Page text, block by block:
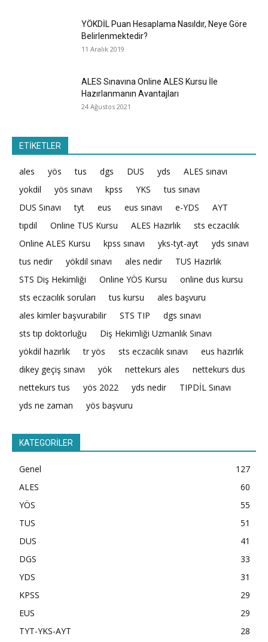
YÖKDİL Puan Hesaplama Nasıldır, Neye Göre
Belirlenmektedir?
11 Aralık 2019
ALES Sınavına Online ALES Kursu İle
Hazırlanmanın Avantajları
24 Ağustos 2021
ETİKETLER
ales yös tus dgs DUS yds
ALES sınavı
yokdil
yös sınavı kpss YKS
tus sınavı
DUS Sınavı
tyt eus eus sınavı e-YDS
AYT
tıpdil
Online TUS Kursu ALES Hazırlık
sts eczacılık
Online ALES Kursu
kpss sınavı yks-tyt-ayt
yds sınavı
tus nedir
yökdil sınavı ales nedir
TUS Hazırlık
STS Diş Hekimliği
Online YÖS Kursu
online dus kursu
sts eczacılık soruları
tus kursu
ales başvuru
ales kimler başvurabilir
STS TIP
dgs sınavı
sts tıp doktorluğu
Diş Hekimliği Uzmanlık Sınavı
yökdil hazırlık
tr yös sts eczacılık sınavı
eus hazırlık
dikey geçiş sınavı
yök nettekurs ales
nettekurs dus
nettekurs tus
yös 2022 yds nedir
TIPDİL Sınavı
yds ne zaman
yös başvuru
KATEGORİLER
Genel
127
ALES
60
YÖS
55
TUS
51
DUS
41
DGS
33
YDS
31
KPSS
29
EUS
29
TYT-YKS-AYT
28